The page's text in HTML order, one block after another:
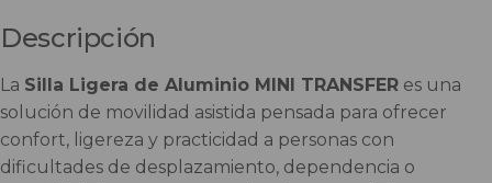
Descripción
La Silla Ligera de Aluminio MINI TRANSFER es una
solución de movilidad asistida pensada para ofrecer
confort, ligereza y practicidad a personas con
dificultades de desplazamiento, dependencia o